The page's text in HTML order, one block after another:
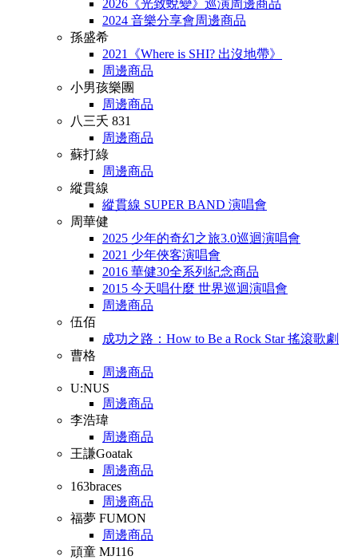
2026《光致蛻變》巡演周邊商品
2024 音樂分享會周邊商品
孫盛希
2021《Where is SHI? 出沒地帶》
周邊商品
小男孩樂團
周邊商品
八三夭 831
周邊商品
蘇打綠
周邊商品
縱貫線
縱貫線 SUPER BAND 演唱會
周華健
2025 少年的奇幻之旅3.0巡迴演唱會
2021 少年俠客演唱會
2016 華健30全系列紀念商品
2015 今天唱什麼 世界巡迴演唱會
周邊商品
伍佰
成功之路：How to Be a Rock Star 搖滾歌劇
曹格
周邊商品
U:NUS
周邊商品
李浩瑋
周邊商品
王謙Goatak
周邊商品
163braces
周邊商品
福夢 FUMON
周邊商品
頑童 MJ116